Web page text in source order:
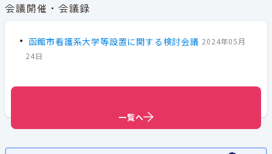
会議開催・会議録
函館市看護系大学等設置に関する検討会議 2024年05月
24日
一覧へ
一覧へ